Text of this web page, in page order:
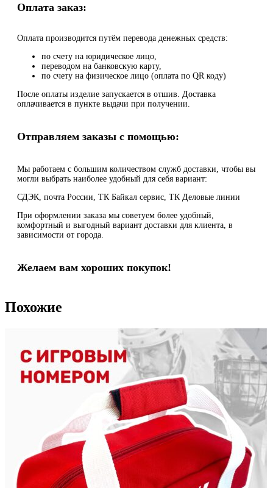
Оплата заказ:
Оплата производится путём перевода денежных средств:
по счету на юридическое лицо,
переводом на банковскую карту,
по счету на физическое лицо (оплата по QR коду)
После оплаты изделие запускается в отшив. Доставка
оплачивается в пункте выдачи при получении.
Отправляем заказы с помощью:
Мы работаем с большим количеством служб доставки, чтобы вы
могли выбрать наиболее удобный для себя вариант:
СДЭК, почта России, ТК Байкал сервис, ТК Деловые линии
При оформлении заказа мы советуем более удобный,
комфортный и выгодный вариант доставки для клиента, в
зависимости от города.
Желаем вам хороших покупок!
Похожие